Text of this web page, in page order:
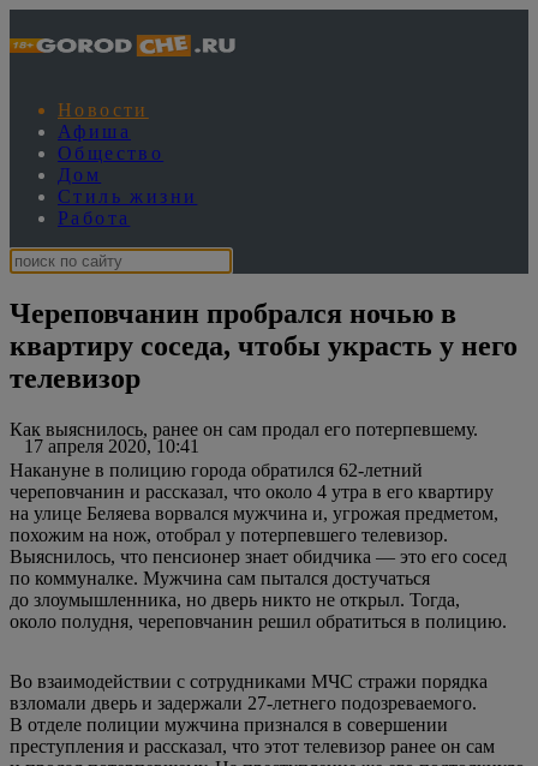
Новости
Афиша
Общество
Дом
Стиль жизни
Работа
Череповчанин пробрался ночью в
квартиру соседа, чтобы украсть у него
телевизор
17 апреля 2020, 10:41
Как выяснилось, ранее он сам продал его потерпевшему.
Накануне в полицию города обратился 62-летний
череповчанин и рассказал, что около 4 утра в его квартиру
на улице Беляева ворвался мужчина и, угрожая предметом,
похожим на нож, отобрал у потерпевшего телевизор.
Выяснилось, что пенсионер знает обидчика — это его сосед
по коммуналке. Мужчина сам пытался достучаться
до злоумышленника, но дверь никто не открыл. Тогда,
около полудня, череповчанин решил обратиться в полицию.
Во взаимодействии с сотрудниками МЧС стражи порядка
взломали дверь и задержали 27-летнего подозреваемого.
В отделе полиции мужчина признался в совершении
преступления и рассказал, что этот телевизор ранее он сам